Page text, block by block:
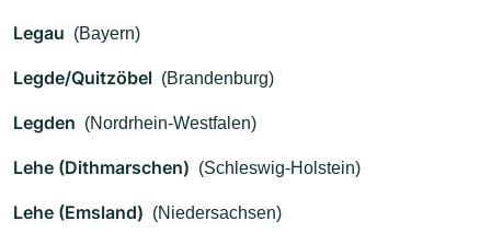
Legau (Bayern)
Legde/Quitzöbel (Brandenburg)
Legden (Nordrhein-Westfalen)
Lehe (Dithmarschen) (Schleswig-Holstein)
Lehe (Emsland) (Niedersachsen)